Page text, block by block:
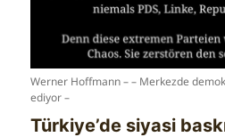
Werner Hoffmann – – Merkezde
ediyor –
Türkiye’de siyasi